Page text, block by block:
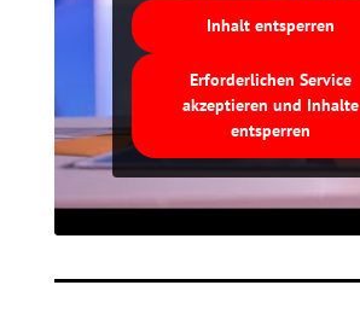
Inhalt entsperren
Erforderlichen Service
akzeptieren und Inhalte
entsperren